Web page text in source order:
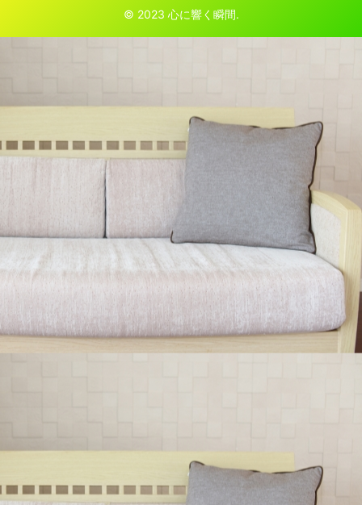
© 2023 心に響く瞬間.